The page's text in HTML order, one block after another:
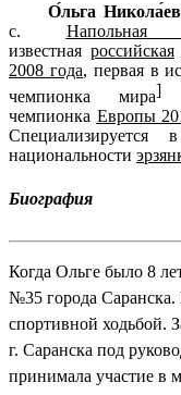
О́льга
с. Напольная
известная российская
2008 года, первая в
чемпионка мира]
чемпионка Европы
Специализируется
национальности
Биография
Когда Ольге было 8
№35 города Саранска.
спортивной
г. Саранска под
принимала участие в